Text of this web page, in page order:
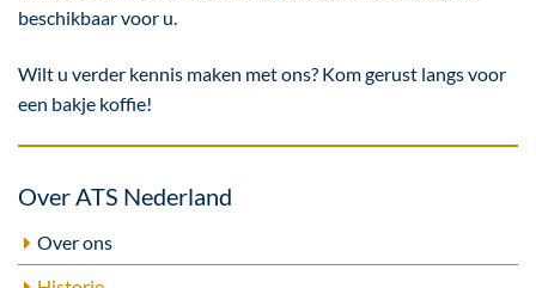
beschikbaar voor u.
Wilt u verder kennis maken met ons? Kom gerust langs voor
een bakje koffie!
Over ATS Nederland
Over ons